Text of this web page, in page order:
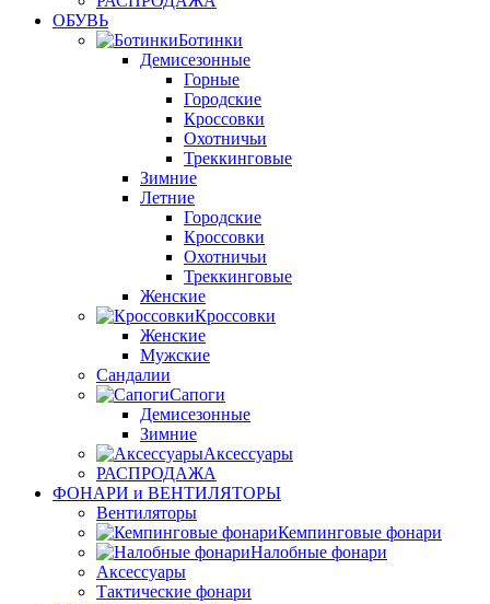
ОБУВЬ
Ботинки
Демисезонные
Горные
Городские
Кроссовки
Охотничьи
Треккинговые
Зимние
Летние
Городские
Кроссовки
Охотничьи
Треккинговые
Женские
Кроссовки
Женские
Мужские
Сандалии
Сапоги
Демисезонные
Зимние
Аксессуары
РАСПРОДАЖА
ФОНАРИ и ВЕНТИЛЯТОРЫ
Вентиляторы
Кемпинговые фонари
Налобные фонари
Аксессуары
Тактические фонари